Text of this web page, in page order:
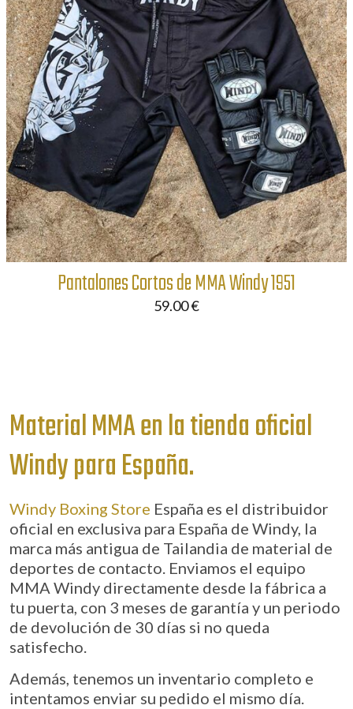
Pantalones Cortos de MMA Windy 1951
59.00€
Material MMA en latienda oficial
Windy para España.
Windy Boxing Store España es el distribuidor
oficial en exclusiva para España de Windy, la
marca más antigua de Tailandia de material de
deportes de contacto. Enviamos el equipo
MMA Windy directamente desde la fábrica a
tu puerta, con 3 meses de garantía y un periodo
de devolución de 30 días si no queda
satisfecho.
Además, tenemos un inventario completo e
intentamos enviar su pedido el mismo día.